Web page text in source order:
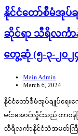
နိုင်ငံတော်စီမံအုပ်ချု
ဆိုင်ရာ သီရိလင်္က
တွေ့ဆုံ (၅-၃-၂၀၂
Main Admin
March 6, 2024
နိုင်ငံတော်စီမံအုပ်ချုပ်ရေးက
မင်းအောင်လှိုင်သည် တာဝန်
သီရိလင်္ကာနိုင်ငံသံအမတ်ကြီး